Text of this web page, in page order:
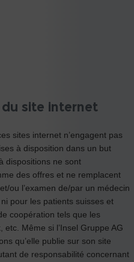
site internet
sites internet n’engagent pas
à disposition dans un but
dispositions ne sont
des offres et ne remplacent
ou l’examen de/par un médecin
pour les patients suisses et
coopération tels que les
Même si l’Insel Gruppe AG
qu’elle publie sur son site
de responsabilité concernant